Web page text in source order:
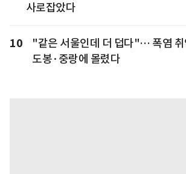
사로잡았다
10
"같은 서울인데 더 덥다"… 폭염 취
도봉·중랑에 몰렸다